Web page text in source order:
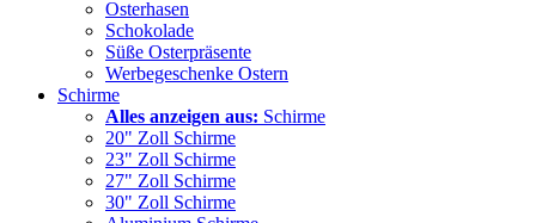
Osterhasen
Schokolade
Süße Osterpräsente
Werbegeschenke Ostern
Schirme
Alles anzeigen aus: Schirme
20" Zoll Schirme
23" Zoll Schirme
27" Zoll Schirme
30" Zoll Schirme